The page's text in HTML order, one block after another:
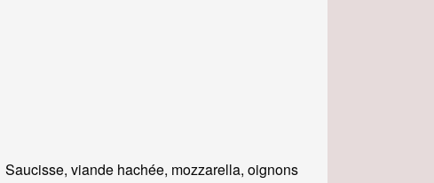
Saucisse, viande hachée, mozzarella, oignons